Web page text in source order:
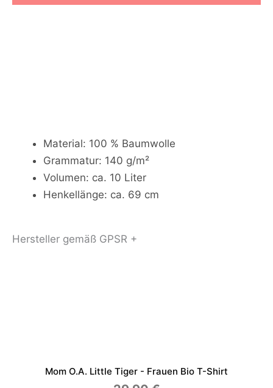
Material: 100 % Baumwolle
Grammatur: 140 g/m²
Volumen: ca. 10 Liter
Henkellänge: ca. 69 cm
Hersteller gemäß GPSR +
Mom O.a. Little Tiger - Frauen Bio T-Shirt